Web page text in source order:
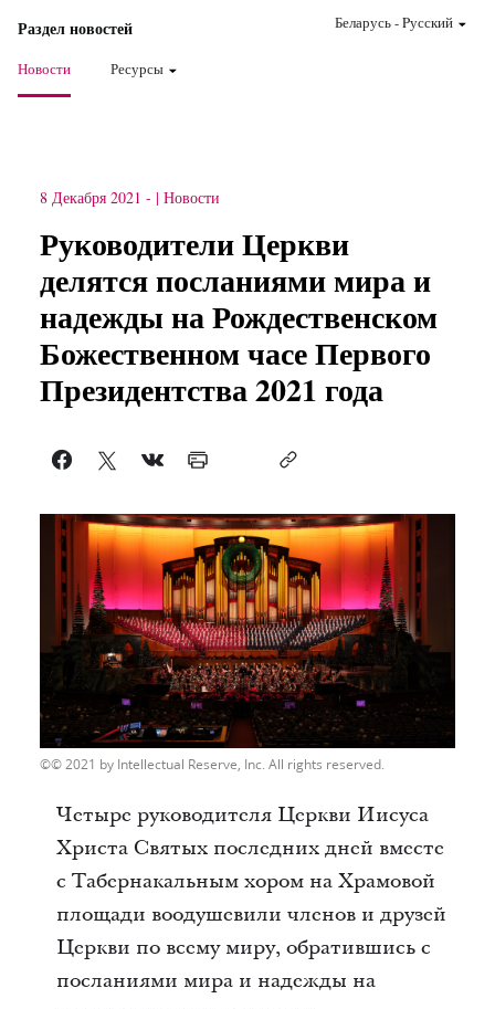
Раздел новостей
Новости Ресурсы
Беларусь-Pусский
8 Декабря 2021 - Новости
Руководители Церкви
делятся посланиями мира и
надежды на Рождественском
Божественном часе Первого
Президентства 2021 года
© 2021 by Intellectual Reserve, Inc. All rights reserved.
Четыре руководителя Церкви Иисуса
Христа Святых последних дней вместе
с Табернакальным хором на Храмовой
площади воодушевили членов и друзей
Церкви по всему миру, обратившись с
посланиями мира и надежды на